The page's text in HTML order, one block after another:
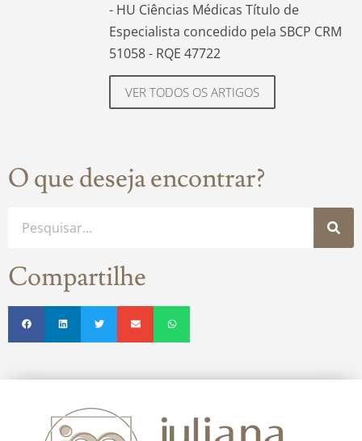
- HU Ciências Médicas Título de
Especialista concedido pela SBCP CRM
51058 - RQE 47722
VER TODOS OS ARTIGOS
O que deseja encontrar?
Compartilhe